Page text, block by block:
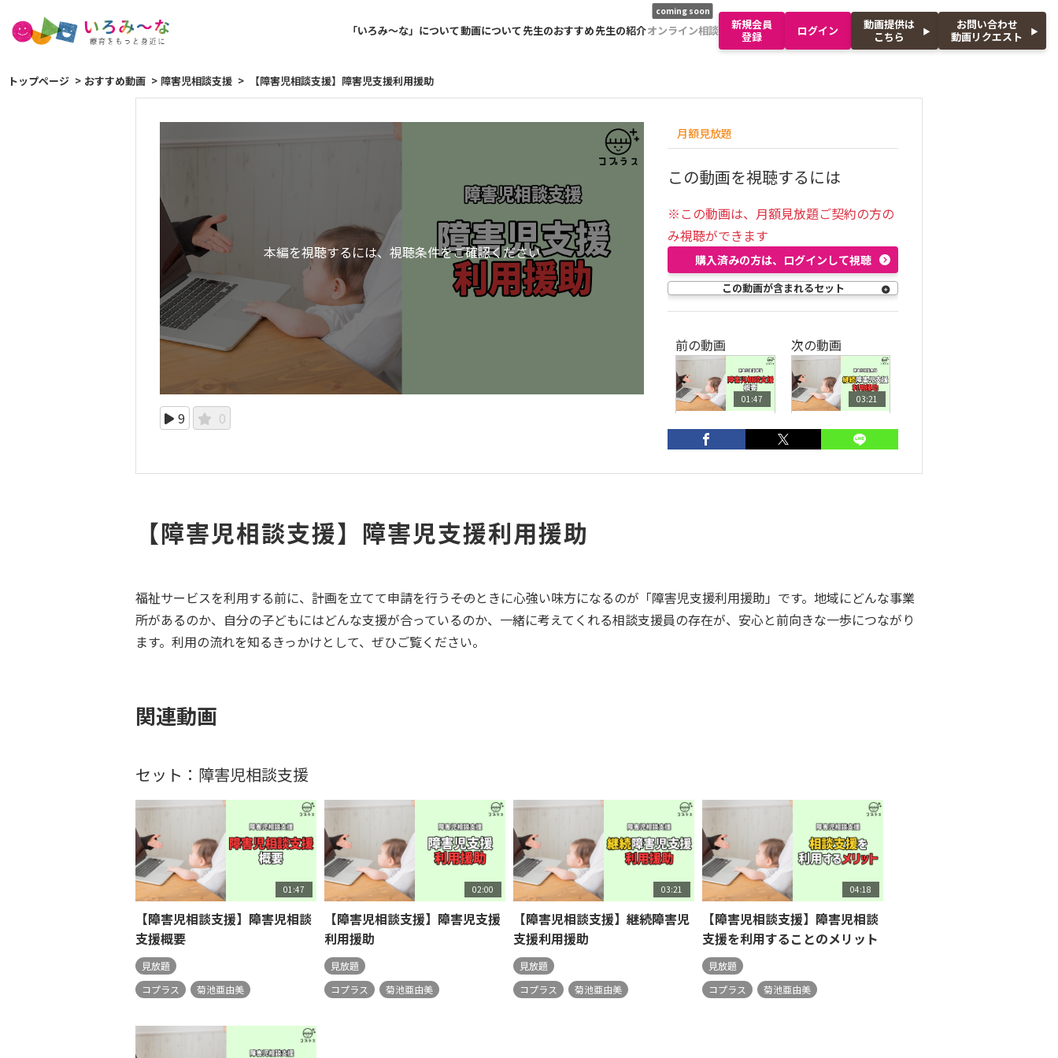
「いろみ〜な」について動画について先生のおすすめ先生の紹介オンライン相談
coming soon
新規会員
登録
ログイン
動画提供は
こちら
お問い合わせ
動画リクエスト
トップページ おすすめ動画 障害児相談支援 【障害児相談支援】障害児支援利用援助
本編を視聴するには、視聴条件をご確認ください
9 0
月額見放題
この動画を視聴するには
※この動画は、月額見放題ご契約の方の
み視聴ができます
購入済みの方は、ログインして視聴
この動画が含まれるセット
前の動画
01:47
【障害児相談支
援】障害児相談
次の動画
03:21
【障害児相談支
援】継続障害児
【障害児相談支援】障害児支援利用援助
福祉サービスを利用する前に、計画を立てて申請を行う――そのときに心強い味方になるのが「障害児支援利用援助」です。地域にどんな事業
所があるのか、自分の子どもにはどんな支援が合っているのか、一緒に考えてくれる相談支援員の存在が、安心と前向きな一歩につながり
ます。利用の流れを知るきっかけとして、ぜひご覧ください。
関連動画
セット：障害児相談支援
01:47
【障害児相談支援】障害児相談
支援概要
見放題
コプラス
菊池亜由美
02:00
【障害児相談支援】障害児支援
利用援助
見放題
コプラス
菊池亜由美
03:21
【障害児相談支援】継続障害児
支援利用援助
見放題
コプラス
菊池亜由美
04:18
【障害児相談支援】障害児相談
支援を利用することのメリット
見放題
コプラス
菊池亜由美